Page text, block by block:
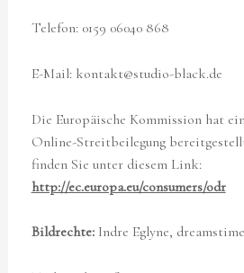
Telefon: 0159 06040 868
E-Mail: kontakt@studio-black.de
Die Europäische Kommission hat
Online-Streitbeilegung
finden Sie unter diesem Link:
http://ec.europa.eu/consumers/odr
Bildrechte:Indre Eglyne,